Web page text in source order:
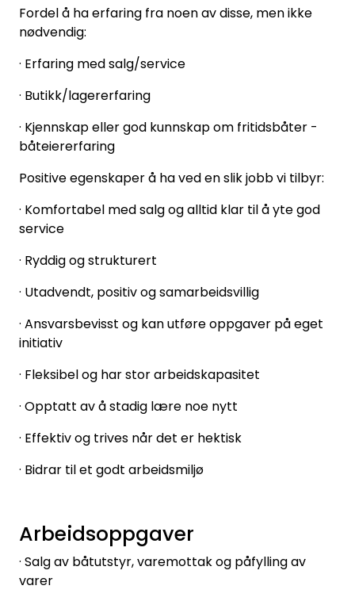
Fordel å ha erfaring fra noen av disse, men ikke
nødvendig:
· Erfaring med salg/service
· Butikk/lagererfaring
· Kjennskap eller god kunnskap om fritidsbåter -
båteiererfaring
Positive egenskaper å ha ved en slik jobb vi tilbyr:
· Komfortabel med salg og alltid klar til å yte god
service
· Ryddig og strukturert
· Utadvendt, positiv og samarbeidsvillig
· Ansvarsbevisst og kan utføre oppgaver på eget
initiativ
· Fleksibel og har stor arbeidskapasitet
· Opptatt av å stadig lære noe nytt
· Effektiv og trives når det er hektisk
· Bidrar til et godt arbeidsmiljø
Arbeidsoppgaver
· Salg av båtutstyr, varemottak og påfylling av
varer